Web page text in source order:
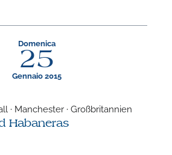
Domenica
25
Gennaio 2015
· Manchester · Großbritannien
Habaneras